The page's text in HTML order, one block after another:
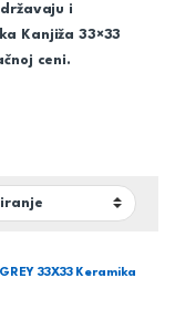
i
Kanjiža 33×33
ceni.
33X33 Keramika